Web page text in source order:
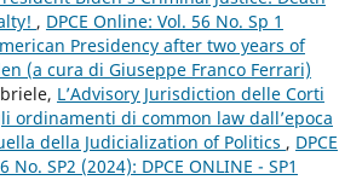
, DPCE Online: Vol. 56 No. Sp 1
Presidency after two years of
(a cura di Giuseppe Franco Ferrari)
L’Advisory Jurisdiction delle Corti
ordinamenti di common law dall’epoca
della Judicialization of Politics , DPCE
No. SP2 (2024): DPCE ONLINE - SP1